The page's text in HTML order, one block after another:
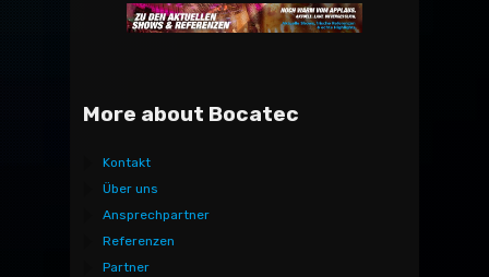
More about Bocatec
Kontakt
Über uns
Ansprechpartner
Referenzen
Partner